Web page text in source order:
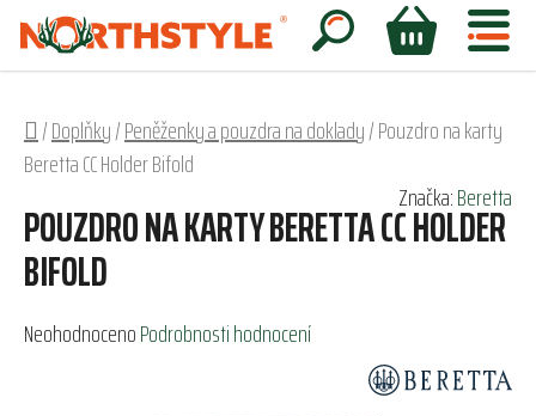
Přejít
obsah
Hledat
NÁKUPNÍ
Domů
/Doplňky/Peněženky a pouzdra na doklady/Pouzdro na karty
Beretta CC Holder Bifold
POUZDRO NA KARTY BERETTA CC HOLDER
BIFOLD
Průměrné
NeohodnocenoPodrobnosti hodnocení
Značka:Beretta